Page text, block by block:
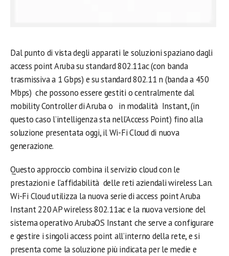
Dal punto di vista degli apparati le soluzioni spaziano dagli
access point Aruba su standard 802.11ac (con banda
trasmissiva a 1 Gbps) e su standard 802.11 n (banda a 450
Mbps) che possono essere gestiti o centralmente dal
mobility Controller di Aruba o in modalità Instant, (in
questo caso l’intelligenza sta nell’Access Point) fino alla
soluzione presentata oggi, il Wi-Fi Cloud di nuova
generazione.
Questo approccio combina il servizio cloud con le
prestazioni e l’affidabilità delle reti aziendali wireless Lan.
Wi-Fi Cloud utilizza la nuova serie di access point Aruba
Instant 220 AP wireless 802.11ac e la nuova versione del
sistema operativo ArubaOS Instant che serve a configurare
e gestire i singoli access point all’interno della rete, e si
presenta come la soluzione più indicata per le medie e